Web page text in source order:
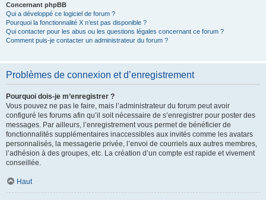
Concernant phpBB
Qui a développé ce logiciel de forum ?
Pourquoi la fonctionnalité X n’est pas disponible ?
Qui contacter pour les abus ou les questions légales concernant ce forum ?
Comment puis-je contacter un administrateur du forum ?
Problèmes de connexion et d’enregistrement
Pourquoi dois-je m’enregistrer ?
Vous pouvez ne pas le faire, mais l’administrateur du forum peut avoir
configuré les forums afin qu’il soit nécessaire de s’enregistrer pour poster des
messages. Par ailleurs, l’enregistrement vous permet de bénéficier de
fonctionnalités supplémentaires inaccessibles aux invités comme les avatars
personnalisés, la messagerie privée, l’envoi de courriels aux autres membres,
l’adhésion à des groupes, etc. La création d’un compte est rapide et vivement
conseillée.
Haut